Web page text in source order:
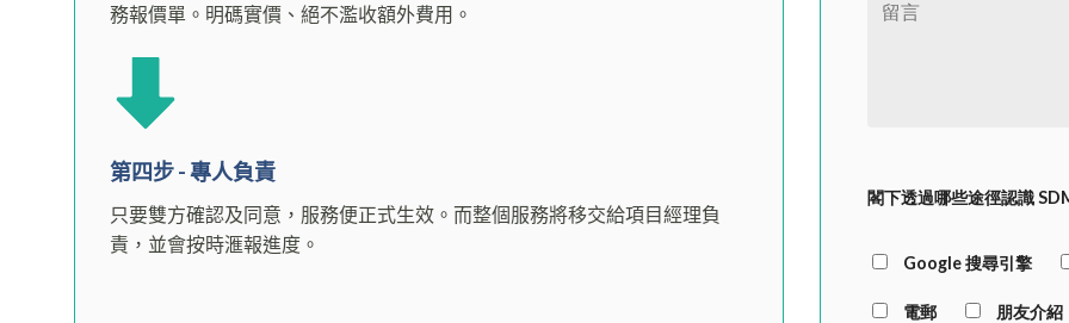
務報價單。明碼實價、絕不濫收額外費用。
第四步 - 專人負責
只要雙方確認及同意，服務便正式生效。而整個服務將移交給項目經理負
責，並會按時滙報進度。
閣下透過哪些途徑認識
Google 搜尋引擎
電郵 朋友介紹